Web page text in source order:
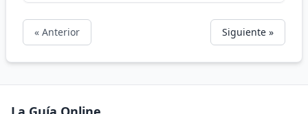
« Anterior Siguiente »